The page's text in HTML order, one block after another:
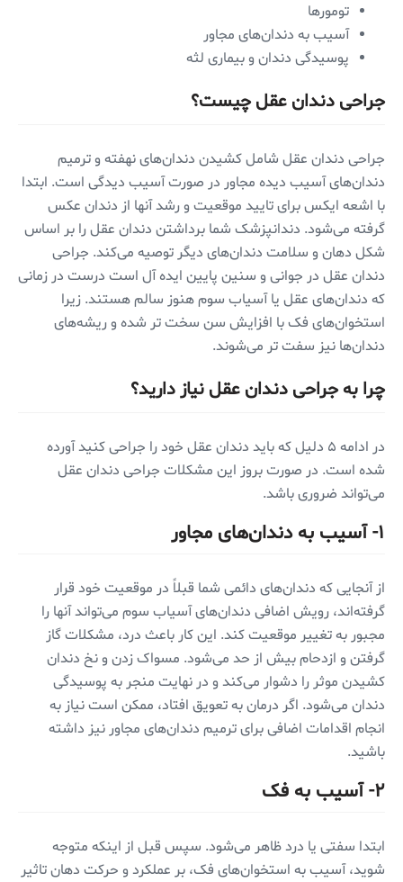
تومورها
آسیب به دندان‌های مجاور
پوسیدگی دندان و بیماری لثه
جراحی دندان عقل چیست؟
جراحی دندان عقل شامل کشیدن دندان‌های نهفته و ترمیم
دندان‌های آسیب دیده مجاور در صورت آسیب دیدگی است. ابتدا
با اشعه ایکس برای تایید موقعیت و رشد آنها از دندان عکس
گرفته می‌شود. دندانپزشک شما برداشتن دندان عقل را بر اساس
شکل دهان و سلامت دندان‌های دیگر توصیه می‌کند. جراحی
دندان عقل در جوانی و سنین پایین ایده آل است درست در زمانی
که دندان‌های عقل یا آسیاب سوم هنوز سالم هستند. زیرا
استخوان‌های فک با افزایش سن سخت تر شده و ریشه‌های
دندان‌ها نیز سفت تر می‌شوند.
چرا به جراحی دندان عقل نیاز دارید؟
در ادامه ۵ دلیل که باید دندان عقل خود را جراحی کنید آورده
شده است. در صورت بروز این مشکلات جراحی دندان عقل
می‌تواند ضروری باشد.
۱- آسیب به دندان‌های مجاور
از آنجایی که دندان‌های دائمی شما قبلاً در موقعیت خود قرار
گرفته‌اند، رویش اضافی دندان‌های آسیاب سوم می‌تواند آنها را
مجبور به تغییر موقعیت کند. این کار باعث درد، مشکلات گاز
گرفتن و ازدحام بیش از حد می‌شود. مسواک زدن و نخ دندان
کشیدن موثر را دشوار می‌کند و در نهایت منجر به پوسیدگی
دندان می‌شود. اگر درمان به تعویق افتاد، ممکن است نیاز به
انجام اقدامات اضافی برای ترمیم دندان‌های مجاور نیز داشته
باشید.
۲- آسیب به فک
ابتدا سفتی یا درد ظاهر می‌شود. سپس قبل از اینکه متوجه
شوید، آسیب به استخوان‌های فک، بر عملکرد و حرکت دهان تاثیر